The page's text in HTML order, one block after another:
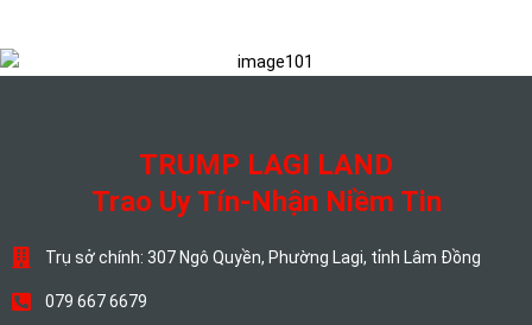
TRUMP LAGI LAND
Trao Uy Tín-Nhận Niềm Tin
Trụ sở chính: 307 Ngô Quyền, Phường Lagi, tỉnh Lâm Đồng
079 667 6679